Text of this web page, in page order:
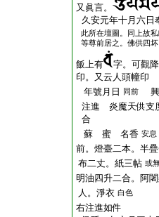
又眞言。
久安元年十月六
此所在壇圖。同上故
等尊前居之。佛供四
飯上有
字。可觀
印。又云人頭幢印
年號月日
同前
注進 炎魔天供支
合
蘇 蜜 名香 安息
前。燈臺二本。半
布二丈。紙三帖 或
明油四升二合。阿
人。淨衣 白色
右注進如件